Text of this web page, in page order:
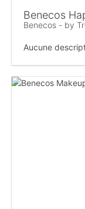
Benecos
Benecos - by
Aucune